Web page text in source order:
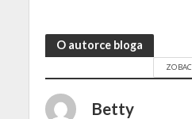
O autorce bloga
Betty